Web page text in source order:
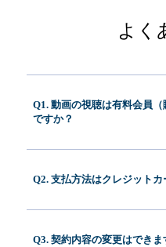
よく
Q1. 動画の視聴は有料会員
ですか？
Q2. 支払方法はクレジットカ
Q3. 契約内容の変更はできま